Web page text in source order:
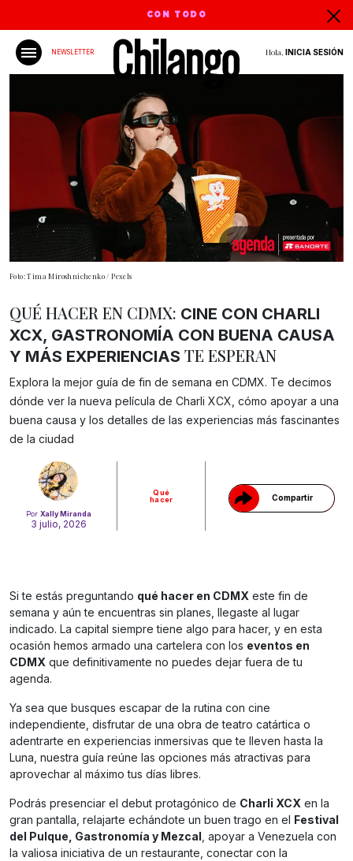
CON TODO
NEWSLETTER Hola, INICIA SESIÓN
Foto: Tima Miroshnichenko / Pexels
Por Xally Miranda
3 julio, 2026
Qué
hacer
Compartir
Gracias!
QUÉ HACER EN CDMX: CINE CON CHARLI
XCX, GASTRONOMÍA CON BUENA CAUSA
Y MÁS EXPERIENCIAS TE ESPERAN
Explora la mejor guía de fin de semana en CDMX. Te decimos
dónde ver la nueva película de Charli XCX, cómo apoyar a una
buena causa y los detalles de las experiencias más fascinantes
de la ciudad
Si te estás preguntando qué hacer en CDMX este fin de
semana y aún te encuentras sin planes, llegaste al lugar
indicado. La capital siempre tiene algo para hacer, y en esta
ocasión hemos armado una cartelera con los eventos en
CDMX que definitivamente no puedes dejar fuera de tu
agenda.
Ya sea que busques escapar de la rutina con cine
independiente, disfrutar de una obra de teatro catártica o
adentrarte en experiencias inmersivas que te lleven hasta la
Luna, nuestra guía reúne las opciones más atractivas para
aprovechar al máximo tus días libres.
Podrás presenciar el debut protagónico de Charli XCX en la
gran pantalla, relajarte echándote un buen trago en el
Festival
del Pulque, Gastronomía y Mezcal , apoyar a Venezuela con
la valiosa iniciativa de un restaurante, conectar con la